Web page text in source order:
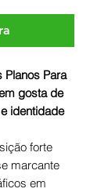
Planos Para
gosta de
identidade
forte
marcante
em